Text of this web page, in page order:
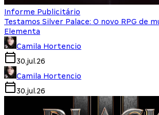
Informe Publicitário
Testamos Silver Palace: O novo RPG de
Elementa
Camila Hortencio
30.jul.26
Camila Hortencio
30.jul.26